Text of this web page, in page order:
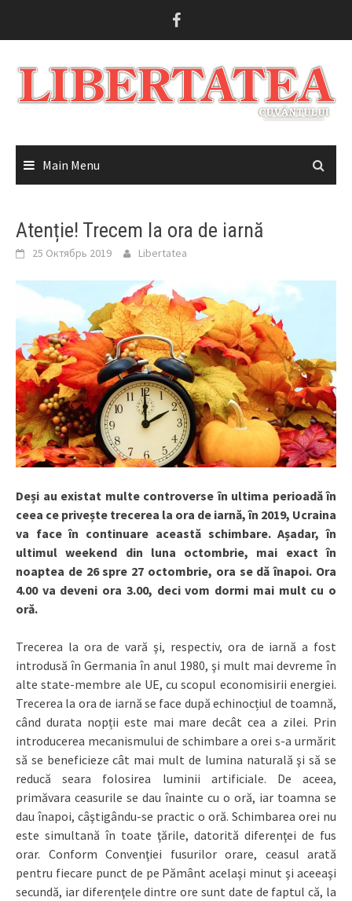
Main Menu
Atenție! Trecem la ora de iarnă
25 Октябрь 2019 Libertatea
Deși au existat multe controverse în ultima perioadă în
ceea ce privește trecerea la ora de iarnă, în 2019, Ucraina
va face în continuare această schimbare. Așadar, în
ultimul weekend din luna octombrie, mai exact în
noaptea de 26 spre 27 octombrie, ora se dă înapoi. Ora
4.00 va deveni ora 3.00, deci vom dormi mai mult cu o
oră.
Trecerea la ora de vară şi, respectiv, ora de iarnă a fost
introdusă în Germania în anul 1980, şi mult mai devreme în
alte state-membre ale UE, cu scopul economisirii energiei.
Trecerea la ora de iarnă se face după echinocțiul de toamnă,
când durata nopții este mai mare decât cea a zilei. Prin
introducerea mecanismului de schimbare a orei s-a urmărit
să se beneficieze cât mai mult de lumina naturală şi să se
reducă seara folosirea luminii artificiale. De aceea,
primăvara ceasurile se dau înainte cu o oră, iar toamna se
dau înapoi, câştigându-se practic o oră. Schimbarea orei nu
este simultană în toate ţările, datorită diferenţei de fus
orar. Conform Convenţiei fusurilor orare, ceasul arată
pentru fiecare punct de pe Pământ acelaşi minut şi aceeaşi
secundă, iar diferenţele dintre ore sunt date de faptul că, la